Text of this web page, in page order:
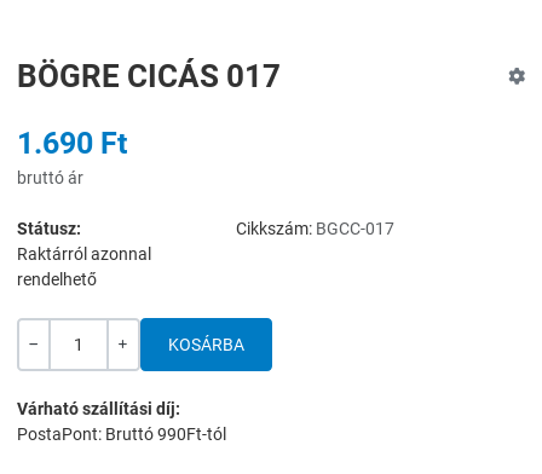
BÖGRE CICÁS 017
1.690 Ft
bruttó ár
Státusz:
Raktárról azonnal
rendelhető
Cikkszám: BGCC-017
Mennyiség
Várható szállítási díj:
PostaPont: Bruttó 990Ft-tól